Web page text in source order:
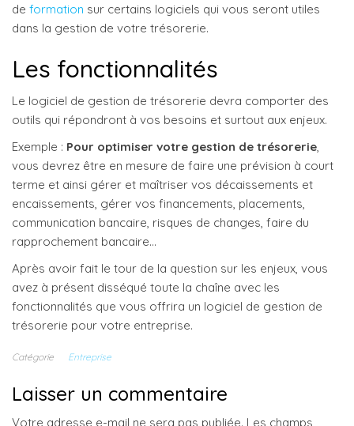
de formation sur certains logiciels qui vous seront utiles
dans la gestion de votre trésorerie.
Les fonctionnalités
Le logiciel de gestion de trésorerie devra comporter des
outils qui répondront à vos besoins et surtout aux enjeux.
Exemple : Pour optimiser votre gestion de trésorerie,
vous devrez être en mesure de faire une prévision à court
terme et ainsi gérer et maîtriser vos décaissements et
encaissements, gérer vos financements, placements,
communication bancaire, risques de changes, faire du
rapprochement bancaire…
Après avoir fait le tour de la question sur les enjeux, vous
avez à présent disséqué toute la chaîne avec les
fonctionnalités que vous offrira un logiciel de gestion de
trésorerie pour votre entreprise.
Catégorie Entreprise
Laisser un commentaire
Votre adresse e-mail ne sera pas publiée. Les champs